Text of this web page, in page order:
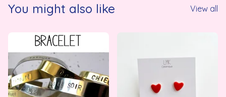
You might also like View all